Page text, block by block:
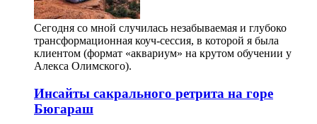
Сегодня со мной случилась незабываемая и глубоко
трансформационная коуч-сессия, в которой я была
клиентом (формат «аквариум» на крутом обучении у
Алекса Олимского).
Инсайты сакрального ретрита на горе
Бюгараш